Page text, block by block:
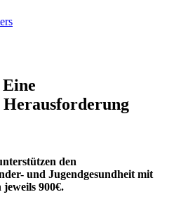
den
und Jugendgesundheit mit
900€.